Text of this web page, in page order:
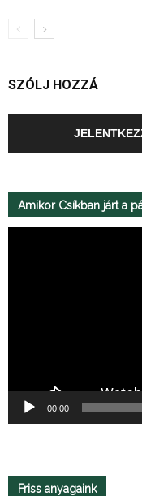
SZÓLJ HOZZÁ
Amikor Csíkban járt a
00:00
Friss anyagaink